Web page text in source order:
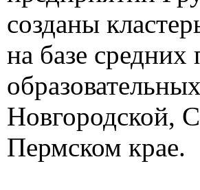
созданы
на базе
Новгородской,
Пермском крае.